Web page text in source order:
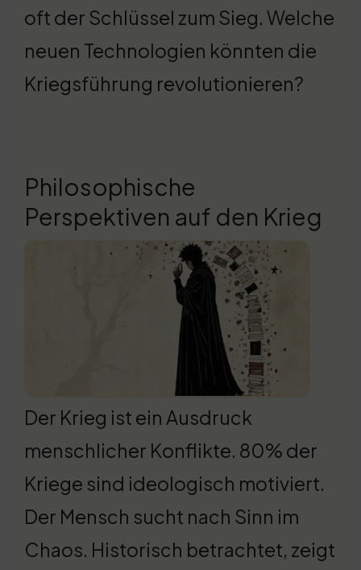
oft der Schlüssel zum Sieg. Welche
neuen Technologien könnten die
Kriegsführung revolutionieren?
Philosophische
Perspektiven auf den Krieg
Der Krieg ist ein Ausdruck
menschlicher Konflikte. 80% der
Kriege sind ideologisch motiviert.
Der Mensch sucht nach Sinn im
Chaos. Historisch betrachtet, zeigt